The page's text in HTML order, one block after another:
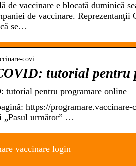
de vaccinare e blocată duminică
de vaccinare.
se…
covi…
tutorial
tutorial pentru programare online
https://
„Pasul următor” …
vaccinare login